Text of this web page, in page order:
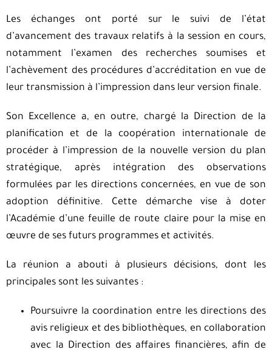
Les échanges ont porté sur le suivi de l’état
d’avancement des travaux relatifs à la session en cours,
notamment l’examen des recherches soumises et
l’achèvement des procédures d’accréditation en vue de
leur transmission à l’impression dans leur version finale.
Son Excellence a, en outre, chargé la Direction de la
planification et de la coopération internationale de
procéder à l’impression de la nouvelle version du plan
stratégique, après intégration des observations
formulées par les directions concernées, en vue de son
adoption définitive. Cette démarche vise à doter
l’Académie d’une feuille de route claire pour la mise en
œuvre de ses futurs programmes et activités.
La réunion a abouti à plusieurs décisions, dont les
principales sont les suivantes :
Poursuivre la coordination entre les directions des
avis religieux et des bibliothèques, en collaboration
avec la Direction des affaires financières, afin de